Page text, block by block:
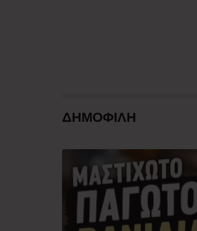
ΔΗΜΟΦΙΛΗ